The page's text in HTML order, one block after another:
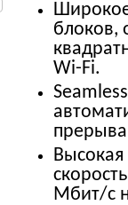
блоков,
Wi-Fi.
Мбит/с